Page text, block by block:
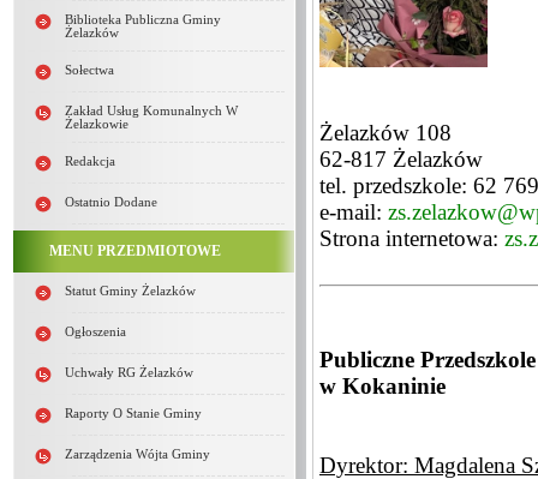
Biblioteka Publiczna Gminy
Żelazków
Sołectwa
Zakład Usług Komunalnych W
Żelazkowie
Redakcja
Ostatnio Dodane
MENU PRZEDMIOTOWE
Statut Gminy Żelazków
Ogłoszenia
Uchwały RG Żelazków
Raporty O Stanie Gminy
Zarządzenia Wójta Gminy
Żelazków 108
62-817 Żelazków
tel. przedszkole: 62
e-mail:
Strona internetowa:
Publiczne
w Kokaninie
Dyrektor: Magdalena